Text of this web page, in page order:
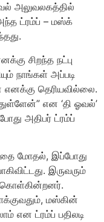
அலுவலகத்தில்
ட்ரம்ப் – மஸ்க்
சிறந்த நட்பு
நாங்கள் அப்படி
தெரியவில்லை.
என ‘தி ஓவல்’
அதிபர் ட்ரம்ப்
மோதல், இப்போது
இருவரும்
கொள்கின்றனர்.
மஸ்கின்
என ட்ரம்ப் பதிலடி